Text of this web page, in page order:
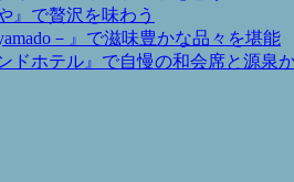
』で贅沢を味わう
－』で滋味豊かな品々を堪能
ドホテル』で自慢の和会席と源泉